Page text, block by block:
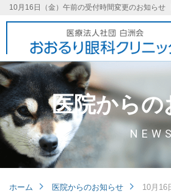
10月16日（金）午前の受付時間変更のお知らせ
医院からの
ホーム 医院からのお知らせ
10月16